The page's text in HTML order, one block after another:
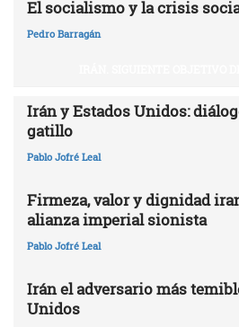
El socialismo y la crisis
Pedro Barragán
Irán y Estados Unidos:
gatillo
Pablo Jofré Leal
Firmeza, valor y dignidad
alianza imperial sionista
Pablo Jofré Leal
Irán el adversario más
Unidos